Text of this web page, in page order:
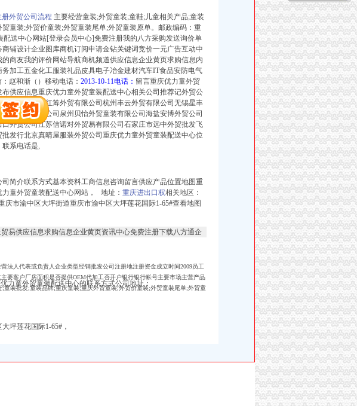
外贸公司流程 主要经营童装;外贸童装;童鞋;儿童相关产品;童装
童装;外贸价童装;外贸童装尾单;外贸童装原单。 邮政编码： 重
送中心网站[登录会员中心]免费注册我的八方采购发送询价单
铺设计企业图库商机订阅申请金钻关键词竞价一元广告互动中
商友我的评价网站导航商机频道供应信息企业黄页求购信息内
加工五金化工服装礼品皮具电子冶金建材汽车IT食品安防电气
赵和渐（）移动电话： 2013-10-11电话： 留言重庆优力童外贸
供应信息重庆优力童外贸童装配送中心相关公司推荐记外贸公
口外贸公司红筹外贸有限公司杭州丰云外贸有限公司无锡星丰
尔祖克外贸公司泉州贝怡外贸童装有限公司海盐安博外贸公司
外贸公司江苏信诺对外贸易有限公司石家庄市远中外贸批发飞
发行北京真晴屋服装外贸公司重庆优力童外贸童装配送中心位
系电话是,
简介联系方式基本资料工商信息咨询留言供应产品位置地图重
童外贸童装配送中心网站， 地址： 重庆进出口权相关地区：
庆市渝中区大坪街道重庆市渝中区大坪莲花国际1-65#查看地图
易供应信息求购信息企业黄页资讯中心免费注册下载八方通企
法人代表或负责人企业类型经销批发公司注册地注册资金成立时间2009员工
要客户厂房面积是否提供OEM代加工否开户银行银行帐号主要市场主营产品
装批发;童装品牌;重庆童装;重庆外贸童装;外贸价童装;外贸童装尾单;外贸童
力童外贸童装配送中心的联系方式公司地址：
坪莲花国际1-65#，